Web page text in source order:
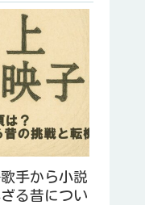
手から小説
る昔につい